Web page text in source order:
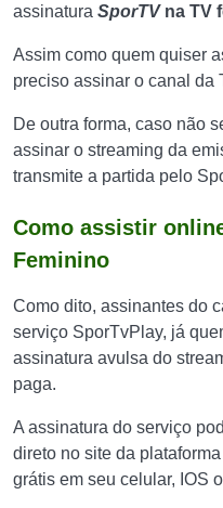
assinatura SporTVna TV
Assim como quem quiser
preciso assinar o canal da
De outra forma, caso não
assinar o streaming da
transmite a partida pelo
Como assistir
Feminino
Como dito, assinantes do
serviço SporTvPlay, já
assinatura avulsa do
paga.
A assinatura do serviço
direto no site da
grátis em seu celular, IOS